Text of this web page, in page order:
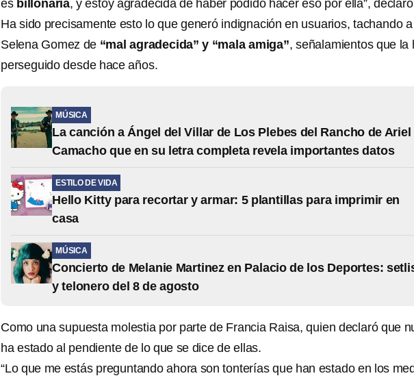
es billonaria, y estoy agradecida de haber podido hacer eso por ella”,
Ha sido precisamente esto lo que generó indignación en usuarios, tachando a
Selena Gomez de “mal agradecida” y “mala amiga”, señalamientos que la
perseguido desde hace años.
MÚSICA
La canción a Ángel del Villar de Los Plebes del Rancho de Ariel
Camacho que en su letra completa revela importantes datos
ESTILO DE VIDA
Hello Kitty para recortar y armar: 5 plantillas para imprimir en
casa
MÚSICA
Concierto de Melanie Martinez en Palacio de los Deportes:
y telonero del 8 de agosto
Como una supuesta molestia por parte de Francia Raisa, quien declaró que
ha estado al pendiente de lo que se dice de ellas.
“Lo que me estás preguntando ahora son tonterías que han estado en los